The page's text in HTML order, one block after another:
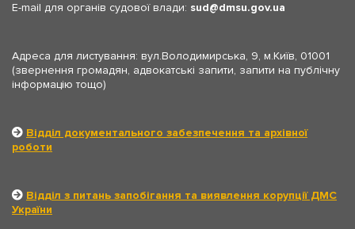
E-mail для органів судової влади: sud dmsu.gov.ua
Адреса для листування: вул.Володимирська, 9, м.Київ, 01001
(звернення громадян, адвокатські запити, запити на публічну
інформацію тощо)
Відділ документального забезпечення та архівної
роботи
Відділ з питань запобігання та виявлення корупції ДМС
України